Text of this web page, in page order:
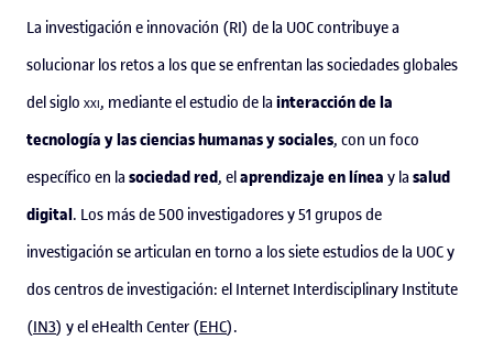
La investigación e innovación (RI) de la UOC contribuye a
solucionar los retos a los que se enfrentan las sociedades globales
del siglo xxi, mediante el estudio de la interacción de la
tecnología y las ciencias humanas y sociales, con un foco
específico en la sociedad red, elaprendizaje en línea y la salud
digital. Los más de 500 investigadores y 51 grupos de
investigación se articulan en torno a los siete estudios de la UOC y
dos centros de investigación: el Internet Interdisciplinary Institute
(IN3) y el eHealth Center (EHC).